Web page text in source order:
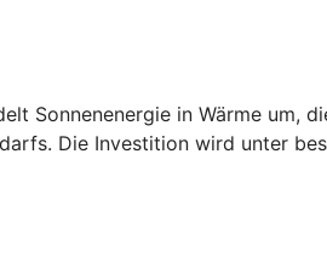
Sonnenenergie in Wärme um,
Die Investition wird unter